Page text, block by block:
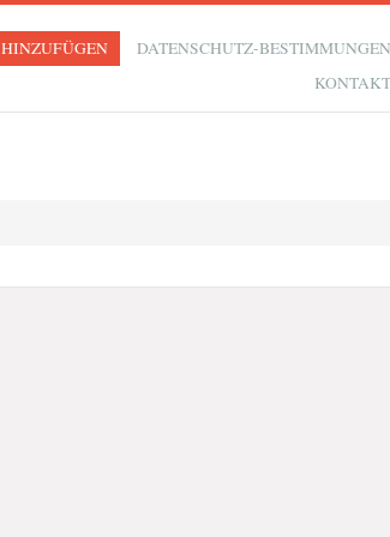
HINZUFÜGEN
DATENSCHUTZ-